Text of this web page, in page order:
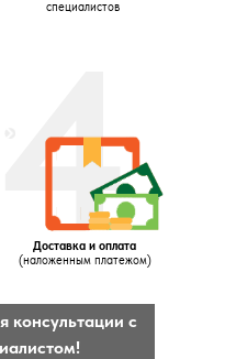
4
специалистов
Доставка и оплата
(наложенным платежом)
консультации с